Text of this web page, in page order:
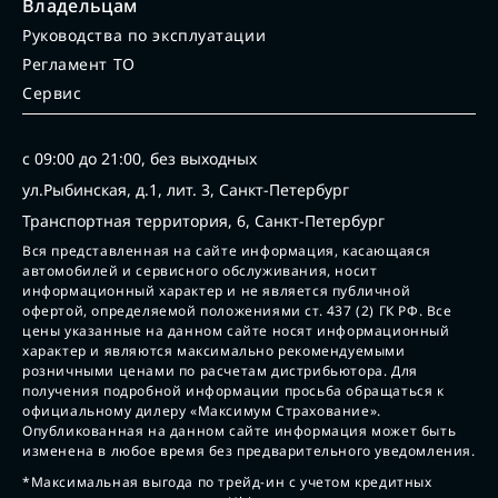
Владельцам
Руководства по эксплуатации
Регламент ТО
Сервис
с 09:00 до 21:00, без выходных
ул.Рыбинская, д.1, лит. 3, Санкт-Петербург
Транспортная территория, 6, Санкт-Петербург
Вся представленная на сайте информация, касающаяся
автомобилей и сервисного обслуживания, носит
информационный характер и не является публичной
офертой, определяемой положениями ст. 437 (2) ГК РФ. Все
цены указанные на данном сайте носят информационный
характер и являются максимально рекомендуемыми
розничными ценами по расчетам дистрибьютора. Для
получения подробной информации просьба обращаться к
официальному дилеру «Максимум Страхование».
Опубликованная на данном сайте информация может быть
изменена в любое время без предварительного уведомления.
*Максимальная выгода по трейд-ин с учетом кредитных